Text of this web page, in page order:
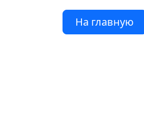
На главную